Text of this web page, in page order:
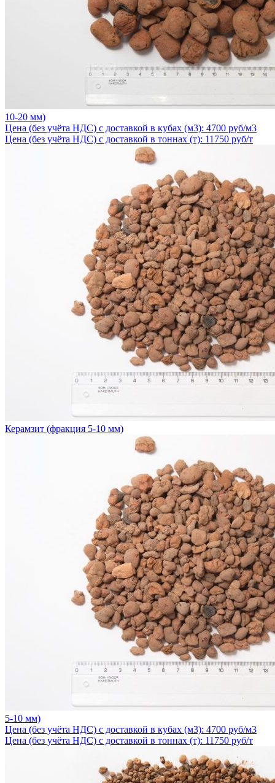
10-20 мм)
Цена (без учёта НДС) с доставкой в кубах (м3): 4700 руб/м3
Цена (без учёта НДС) с доставкой в тоннах (т): 11750 руб/т
Керамзит (фракция 5-10 мм)
5-10 мм)
Цена (без учёта НДС) с доставкой в кубах (м3): 4700 руб/м3
Цена (без учёта НДС) с доставкой в тоннах (т): 11750 руб/т